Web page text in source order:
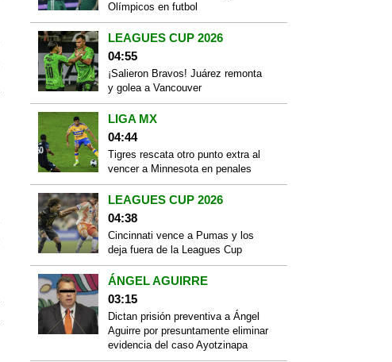
Olímpicos en futbol
LEAGUES CUP 2026
04:55
¡Salieron Bravos! Juárez remonta
y golea a Vancouver
LIGA MX
04:44
Tigres rescata otro punto extra al
vencer a Minnesota en penales
LEAGUES CUP 2026
04:38
Cincinnati vence a Pumas y los
deja fuera de la Leagues Cup
ÁNGEL AGUIRRE
03:15
Dictan prisión preventiva a Ángel
Aguirre por presuntamente eliminar
evidencia del caso Ayotzinapa